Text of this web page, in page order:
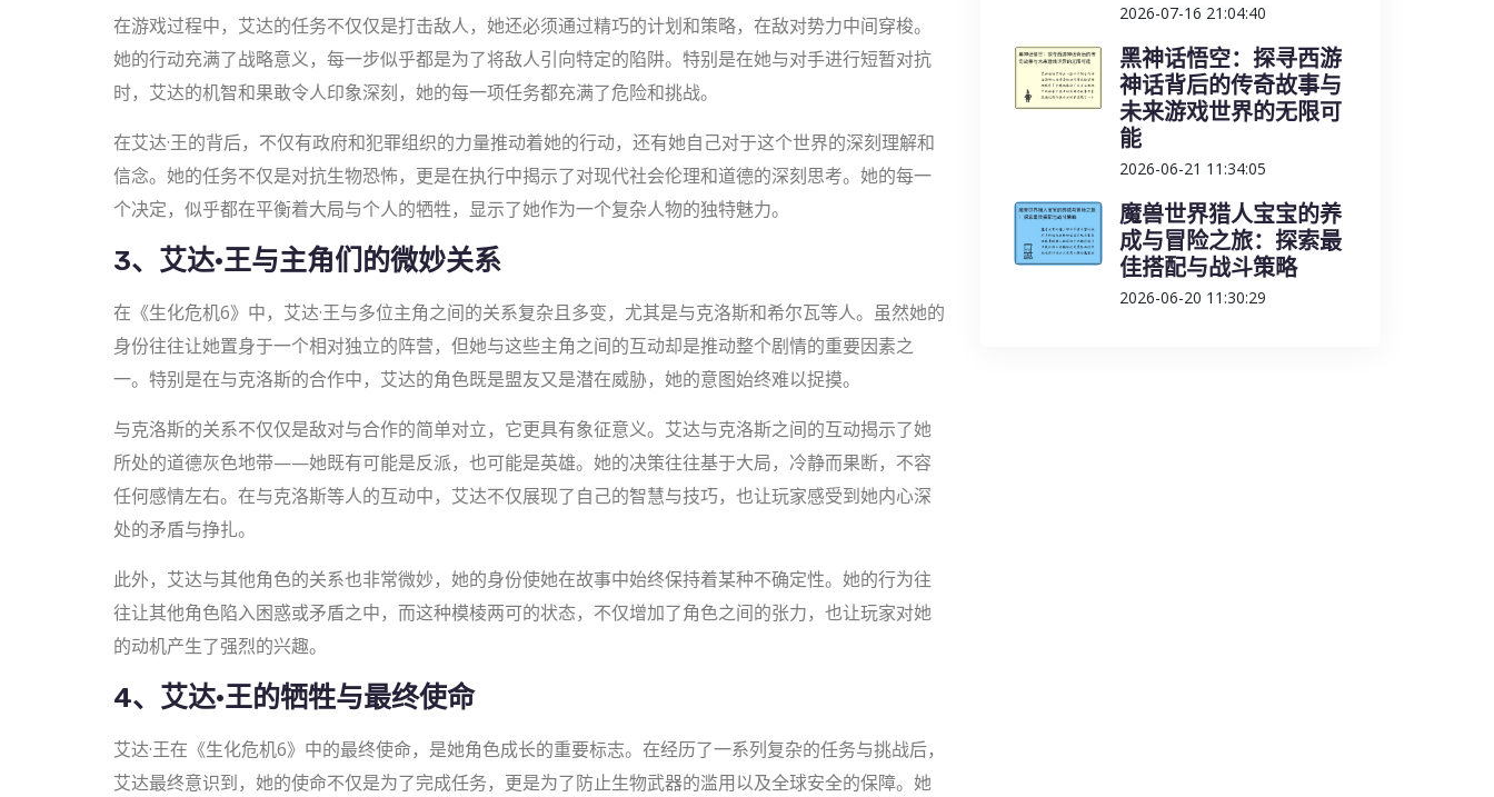
在游戏过程中，艾达的任务不仅仅是打击敌人，她还必须通过精巧的计划和策略，在敌对势力中间穿梭。
她的行动充满了战略意义，每一步似乎都是为了将敌人引向特定的陷阱。特别是在她与对手进行短暂对抗
时，艾达的机智和果敢令人印象深刻，她的每一项任务都充满了危险和挑战。
在艾达·王的背后，不仅有政府和犯罪组织的力量推动着她的行动，还有她自己对于这个世界的深刻理解和
信念。她的任务不仅是对抗生物恐怖，更是在执行中揭示了对现代社会伦理和道德的深刻思考。她的每一
个决定，似乎都在平衡着大局与个人的牺牲，显示了她作为一个复杂人物的独特魅力。
3、艾达·王与主角们的微妙关系
在《生化危机6》中，艾达·王与多位主角之间的关系复杂且多变，尤其是与克洛斯和希尔瓦等人。虽然她的
身份往往让她置身于一个相对独立的阵营，但她与这些主角之间的互动却是推动整个剧情的重要因素之
一。特别是在与克洛斯的合作中，艾达的角色既是盟友又是潜在威胁，她的意图始终难以捉摸。
与克洛斯的关系不仅仅是敌对与合作的简单对立，它更具有象征意义。艾达与克洛斯之间的互动揭示了她
所处的道德灰色地带——她既有可能是反派，也可能是英雄。她的决策往往基于大局，冷静而果断，不容
任何感情左右。在与克洛斯等人的互动中，艾达不仅展现了自己的智慧与技巧，也让玩家感受到她内心深
处的矛盾与挣扎。
此外，艾达与其他角色的关系也非常微妙，她的身份使她在故事中始终保持着某种不确定性。她的行为往
往让其他角色陷入困惑或矛盾之中，而这种模棱两可的状态，不仅增加了角色之间的张力，也让玩家对她
的动机产生了强烈的兴趣。
4、艾达·王的牺牲与最终使命
艾达·王在《生化危机6》中的最终使命，是她角色成长的重要标志。在经历了一系列复杂的任务与挑战后，
艾达最终意识到，她的使命不仅是为了完成任务，更是为了防止生物武器的滥用以及全球安全的保障。她
2026-07-16 21:04:40
黑神话悟空：探寻西游
神话背后的传奇故事与
未来游戏世界的无限可
能
2026-06-21 11:34:05
魔兽世界猎人宝宝的养
成与冒险之旅：探索最
佳搭配与战斗策略
2026-06-20 11:30:29